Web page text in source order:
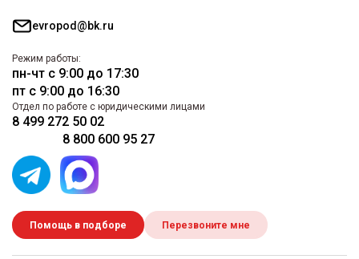
evropod@bk.ru
Режим работы:
пн-чт с 9:00 до 17:30
пт с 9:00 до 16:30
Отдел по работе с юридическими лицами
8 499 272 50 02
8 800 600 95 27
Помощь в подборе Перезвоните мне